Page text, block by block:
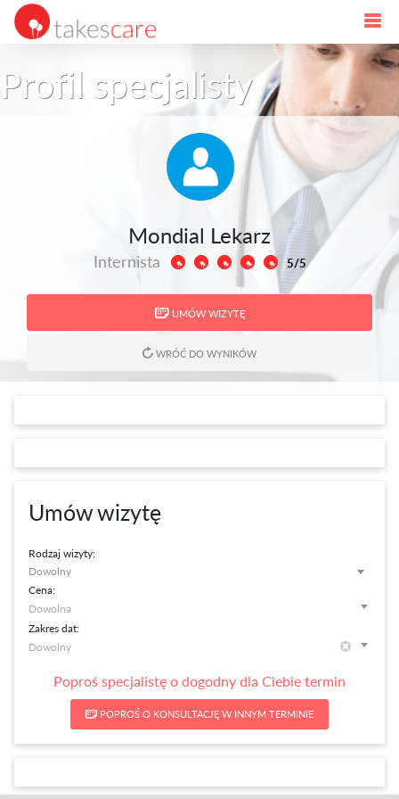
Profil specjalisty
Mondial Lekarz
Internista 5/5
UMÓW WIZYTĘ
WRÓĆ DO WYNIKÓW
Umów wizytę
Rodzaj wizyty:
Dowolny
Cena:
Zakres dat:
Poproś specjalistę o dogodny dla Ciebie termin
POPROŚ O KONSULTACJĘ W INNYM TERMINIE